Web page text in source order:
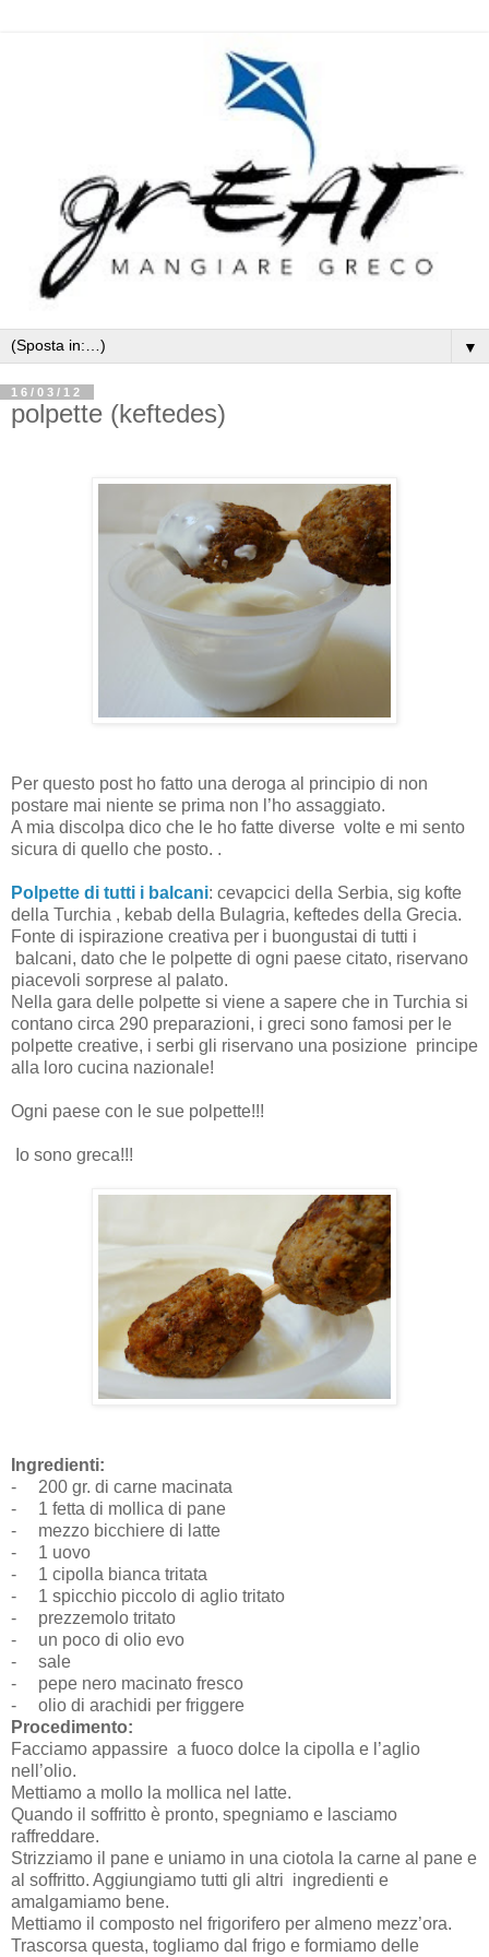
▼
16/03/12
polpette (keftedes)
Per questo post ho fatto una deroga al principio di non
postare mai niente se prima non l’ho assaggiato.
A mia discolpa dico che le ho fatte diverse volte e mi sento
sicura di quello che posto. .
Polpette di tutti i balcani: cevapcici della Serbia, sig kofte
della Turchia , kebab della Bulagria, keftedes della Grecia.
Fonte di ispirazione creativa per i buongustai di tutti i
balcani, dato che le polpette di ogni paese citato, riservano
piacevoli sorprese al palato.
Nella gara delle polpette si viene a sapere che in Turchia si
contano circa 290 preparazioni, i greci sono famosi per le
polpette creative, i serbi gli riservano una posizione principe
alla loro cucina nazionale!
Ogni paese con le sue polpette!!!
o sono greca!!!
Ingredienti:
-
200 gr. di carne macinata
-
1 fetta di mollica di pane
-
mezzo bicchiere di latte
-
1 uovo
-
1 cipolla bianca tritata
-
1 spicchio piccolo di aglio tritato
-
prezzemolo tritato
-
un poco di olio evo
-
sale
-
pepe nero macinato fresco
-
olio di arachidi per friggere
Procedimento:
Facciamo appassire a fuoco dolce la cipolla e l’aglio
nell’olio.
Mettiamo a mollo la mollica nel latte.
Quando il soffritto è pronto, spegniamo e lasciamo
raffreddare.
Strizziamo il pane e uniamo in una ciotola la carne al pane e
al soffritto. Aggiungiamo tutti gli altri ingredienti e
amalgamiamo bene.
Mettiamo il composto nel frigorifero per almeno mezz’ora.
Trascorsa questa, togliamo dal frigo e formiamo delle